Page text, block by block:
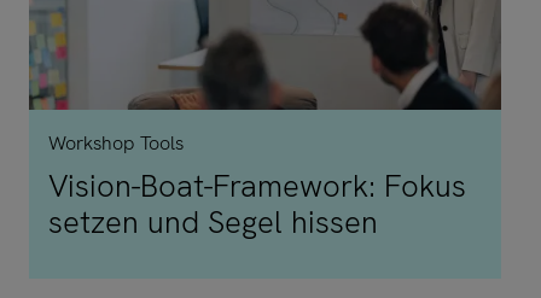
Workshop Tools
Vision-Boat-Framework: Fokus
setzen und Segel hissen